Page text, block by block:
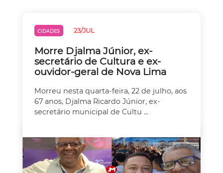
CIDADES 23/JUL
Morre Djalma Júnior, ex-
secretário de Cultura e ex-
ouvidor-geral de Nova Lima
Morreu nesta quarta-feira, 22 de julho, aos
67 anos, Djalma Ricardo Júnior, ex-
secretário municipal de Cultu ...